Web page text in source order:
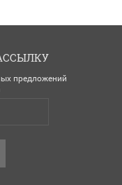
предложений